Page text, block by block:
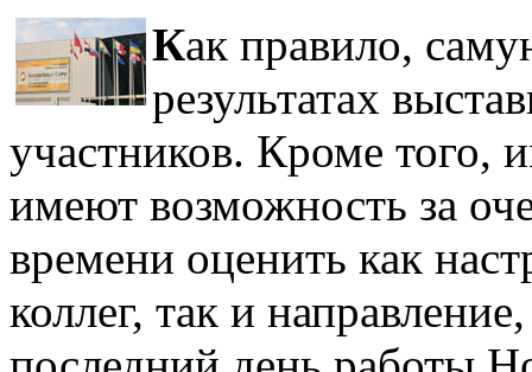
Как правило,
результатах
участников. Кроме того,
имеют возможность за
времени оценить как
коллег, так и